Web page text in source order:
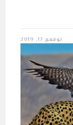
نوفمبر 17, 2019